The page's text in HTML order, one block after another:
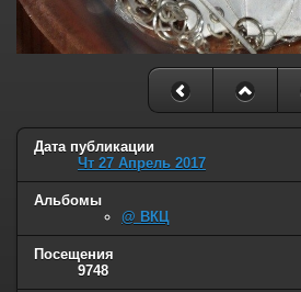
Дата публикации
Чт 27 Апрель 2017
Альбомы
@ ВКЦ
Посещения
9748